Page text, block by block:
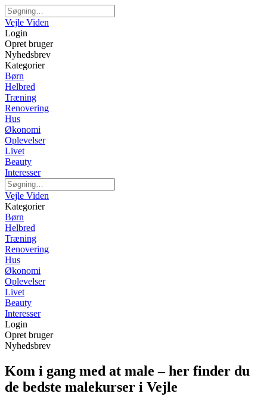
Vejle Viden
Login
Opret bruger
Nyhedsbrev
Kategorier
Børn
Helbred
Træning
Renovering
Hus
Økonomi
Oplevelser
Livet
Beauty
Interesser
Vejle Viden
Kategorier
Børn
Helbred
Træning
Renovering
Hus
Økonomi
Oplevelser
Livet
Beauty
Interesser
Login
Opret bruger
Nyhedsbrev
Kom i gang med at male – her finder du
de bedste malekurser i Vejle